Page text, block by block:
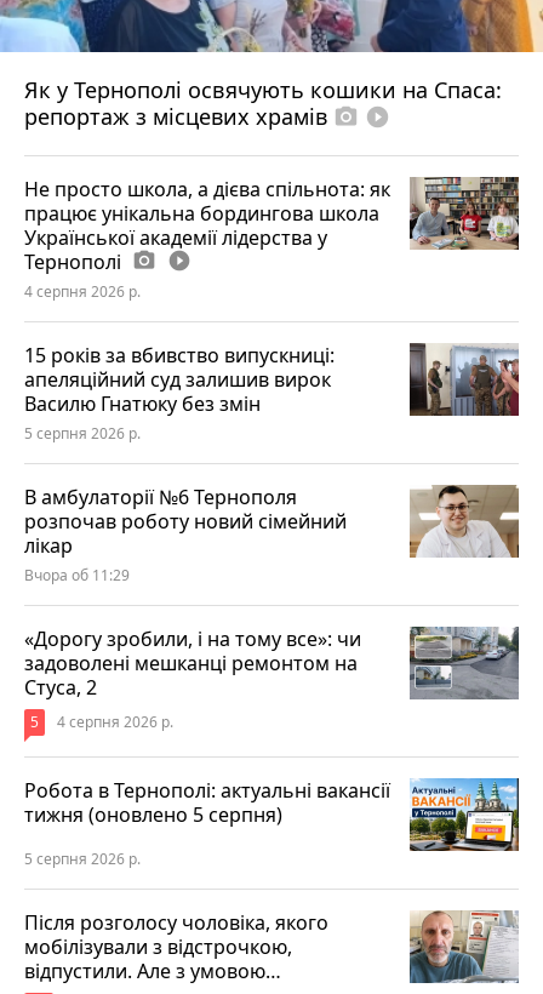
Як у Тернополі освячують кошики на Спаса:
репортаж з місцевих храмів photo_camera play_circle_filled
Не просто школа, а дієва спільнота: як
працює унікальна бордингова школа
Української академії лідерства у
Тернополі photo_camera play_circle_filled
4 серпня 2026 р.
15 років за вбивство випускниці:
апеляційний суд залишив вирок
Василю Гнатюку без змін
5 серпня 2026 р.
В амбулаторії №6 Тернополя
розпочав роботу новий сімейний
лікар
Вчора об 11:29
«Дорогу зробили, і на тому все»: чи
задоволені мешканці ремонтом на
Стуса, 2
5 4 серпня 2026 р.
Робота в Тернополі: актуальні вакансії
тижня (оновлено 5 серпня)
5 серпня 2026 р.
Після розголосу чоловіка, якого
мобілізували з відстрочкою,
відпустили. Але з умовою…